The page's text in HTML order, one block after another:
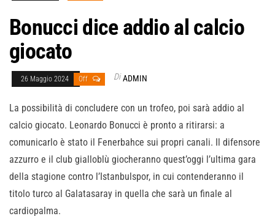
Bonucci dice addio al calcio
giocato
26 Maggio 2024 Off Di ADMIN
La possibilità di concludere con un trofeo, poi sarà addio al
calcio giocato. Leonardo Bonucci è pronto a ritirarsi: a
comunicarlo è stato il Fenerbahce sui propri canali. Il difensore
azzurro e il club gialloblù giocheranno quest’oggi l’ultima gara
della stagione contro l’Istanbulspor, in cui contenderanno il
titolo turco al Galatasaray in quella che sarà un finale al
cardiopalma.